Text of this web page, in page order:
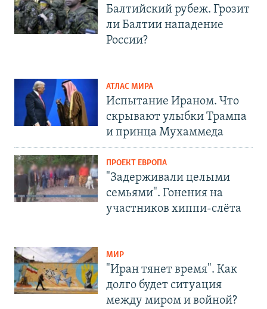
Балтийский рубеж. Грозит
ли Балтии нападение
России?
АТЛАС МИРА
Испытание Ираном. Что
скрывают улыбки Трампа
и принца Мухаммеда
ПРОЕКТ ЕВРОПА
"Задерживали целыми
семьями". Гонения на
участников хиппи-слёта
МИР
"Иран тянет время". Как
долго будет ситуация
между миром и войной?